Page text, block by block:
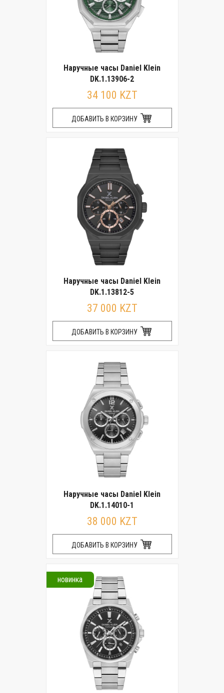
Наручные часы Daniel Klein
DK.1.13906-2
34 100 KZT
ДОБАВИТЬ В КОРЗИНУ
Наручные часы Daniel Klein
DK.1.13812-5
37 000 KZT
ДОБАВИТЬ В КОРЗИНУ
Наручные часы Daniel Klein
DK.1.14010-1
38 000 KZT
ДОБАВИТЬ В КОРЗИНУ
новинка